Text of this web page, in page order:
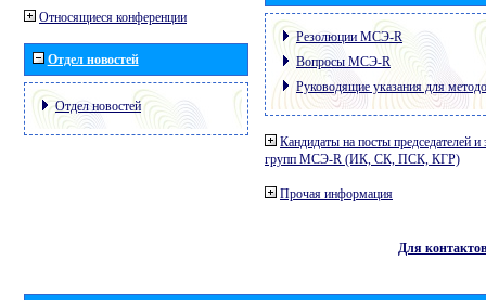
Относящиеся конференции
Отдел новостей
Отдел новостей
Резолюции МСЭ-R
Вопросы МСЭ-R
Руководящие указания для
Кандидаты на посты председателей и
групп МСЭ-R (ИК, СК, ПСК, КГР)
Прочая информация
Для контактов